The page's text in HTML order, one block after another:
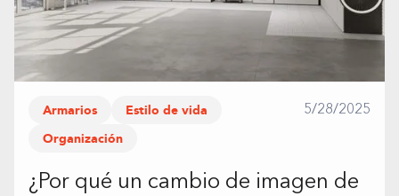
Armarios
Estilo de vida
Organización
5/28/2025
¿Por qué un cambio de imagen de